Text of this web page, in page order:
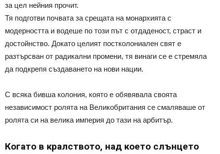
за цел нейния прочит.
Тя подготви почвата за срещата на монархията с
модерността и водеше по този път с отдаденост, страст и
достойнство. Докато целият постколониален свят е
разтърсван от радикални промени, тя винаги се е стремяла
да подкрепя създаването на нови нации.
С всяка бивша колония, която е обявявала своята
независимост ролята на Великобритания се смаляваше от
ролята си на велика империя до тази на арбитър.
Когато в кралството, над което слънцето